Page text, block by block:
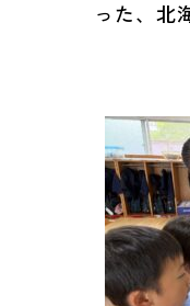
った、北